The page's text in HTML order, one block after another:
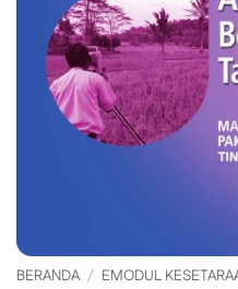
BERANDA / EMODUL